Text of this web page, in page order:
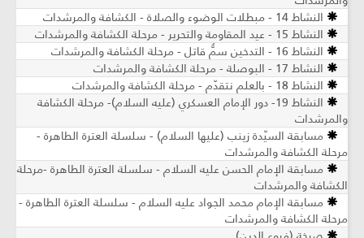
النشاط 14 - مبطلات الوضوء والصلاة - الكشافة والمرشدات
النشاط 15 - عيد المقاومة والتحرير - مرحلة الكشافة والمرشدات
النشاط 16 - التدخين سمٌّ قاتل - مرحلة الكشافة والمرشدات
النشاط 17 - البوصلة - مرحلة الكشافة والمرشدات
النشاط 18 - بالعلم نتقدّم - مرحلة الكشافة والمرشدات
النشاط 19- دور الإمام العسكري (عليه السلام)- مرحلة الكشافة
والمرشدات
مسابقة السيّدة زينب (عليها السلام) - سلسلة العترة الطاهرة -
مرحلة الكشافة والمرشدات
مسابقة الإمام الحسن عليه السلام - سلسلة العترة الطاهرة -مرحلة
الكشافة والمرشدات
مسابقة الإمام محمد الجواد عليه السلام - سلسلة العترة الطاهرة -
مرحلة الكشافة والمرشدات